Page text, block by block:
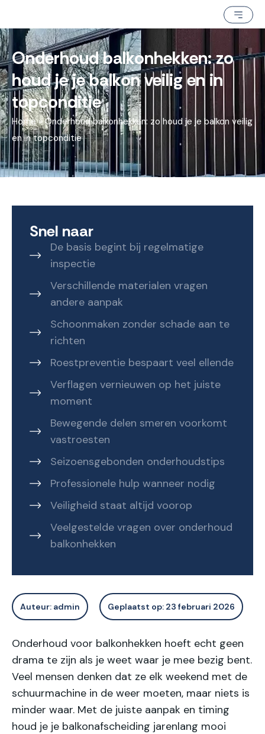
Onderhoud balkonhekken: zo
houd je je balkon veilig en in
topconditie
Home»Onderhoud balkonhekken: zo houd je je balkon veilig
en in topconditie
Auteur: admin Geplaatst op: 23 februari 2026
Onderhoud voor balkonhekken hoeft echt geen
drama te zijn als je weet waar je mee bezig bent.
Veel mensen denken dat ze elk weekend met de
schuurmachine in de weer moeten, maar niets is
minder waar. Met de juiste aanpak en timing
houd je je balkonafscheiding jarenlang mooi
Snel naar
De basis begint bij regelmatige
inspectie
Verschillende materialen vragen
andere aanpak
Schoonmaken zonder schade aan te
richten
Roestpreventie bespaart veel ellende
Verflagen vernieuwen op het juiste
moment
Bewegende delen smeren voorkomt
vastroesten
Seizoensgebonden onderhoudstips
Professionele hulp wanneer nodig
Veiligheid staat altijd voorop
Veelgestelde vragen over onderhoud
balkonhekken